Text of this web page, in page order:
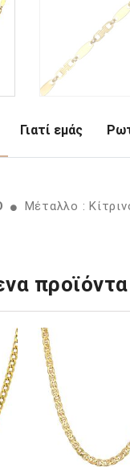
Γιατί εμάς
Μέταλλο :
προϊόντα